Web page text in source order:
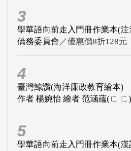
3
學華語向前走入門冊作業本(
僑務委員會 ／優惠價8折128元
4
臺灣鯨讚(海洋廉政教育繪本)
作者 楊婉怡 繪者 范涵蘊(ㄈ ㄈ)
5
學華語向前走入門冊作業本(